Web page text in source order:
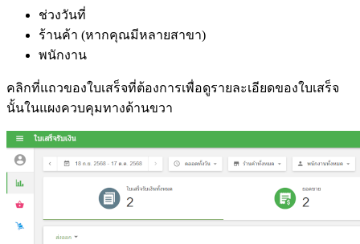
ช่วงวันที่
ร้านค้า (หากคุณมีหลายสาขา)
พนักงาน
คลิกที่แถวของใบเสร็จที่ต้องการเพื่อดูรายละเอียดของใบเสร็จ
นั้นในแผงควบคุมทางด้านขวา